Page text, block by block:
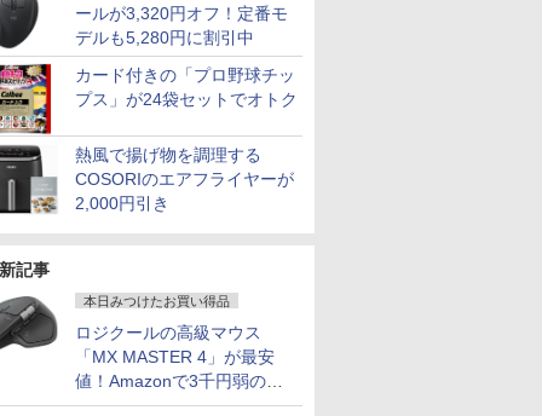
ールが3,320円オフ！定番モ
デルも5,280円に割引中
カード付きの「プロ野球チッ
プス」が24袋セットでオトク
熱風で揚げ物を調理する
COSORIのエアフライヤーが
2,000円引き
記事
本日みつけたお買い得品
ロジクールの高級マウス
「MX MASTER 4」が最安
値！Amazonで3千円弱の割
引